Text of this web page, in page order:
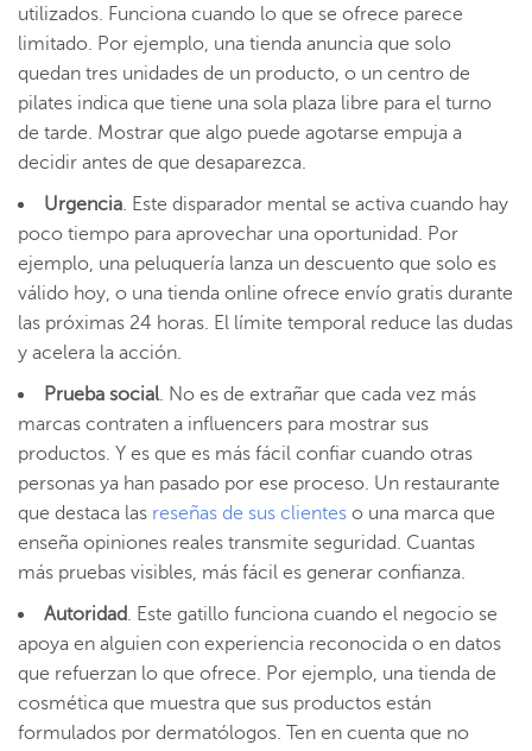
utilizados. Funciona cuando lo que se ofrece parece
limitado. Por ejemplo, una tienda anuncia que solo
quedan tres unidades de un producto, o un centro de
pilates indica que tiene una sola plaza libre para el turno
de tarde. Mostrar que algo puede agotarse empuja a
decidir antes de que desaparezca.
Urgencia. Este disparador mental se activa cuando hay
poco tiempo para aprovechar una oportunidad. Por
ejemplo, una peluquería lanza un descuento que solo es
válido hoy, o una tienda online ofrece envío gratis durante
las próximas 24 horas. El límite temporal reduce las dudas
y acelera la acción.
Prueba social. No es de extrañar que cada vez más
marcas contraten a influencers para mostrar sus
productos. Y es que es más fácil confiar cuando otras
personas ya han pasado por ese proceso. Un restaurante
que destaca las reseñas de sus clientes o una marca que
enseña opiniones reales transmite seguridad. Cuantas
más pruebas visibles, más fácil es generar confianza.
Autoridad. Este gatillo funciona cuando el negocio se
apoya en alguien con experiencia reconocida o en datos
que refuerzan lo que ofrece. Por ejemplo, una tienda de
cosmética que muestra que sus productos están
formulados por dermatólogos. Ten en cuenta que no